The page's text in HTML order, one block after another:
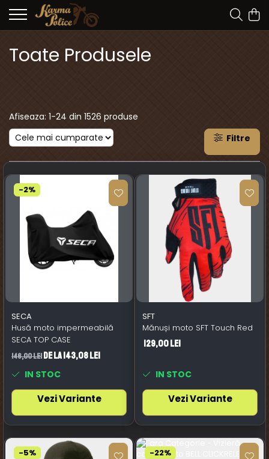
Toate Produsele
Afiseaza: 1-24 din 1526 produse
Filtre
-2%
SECA
Husă moto impermeabilă
SECA TOP CASE
146,00 Leide la 143,08 Lei
IN STOC
Vezi Variante
SFT
Mănuși moto SFT Touch Red
129,00 Lei
IN STOC
Vezi Variante
-5% -22%